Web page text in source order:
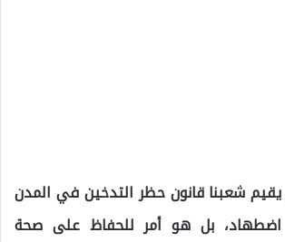
يقيم شعبنا قانون حظر التدخين في المدن
اضطهاد، بل هو أمر للحفاظ على صحة